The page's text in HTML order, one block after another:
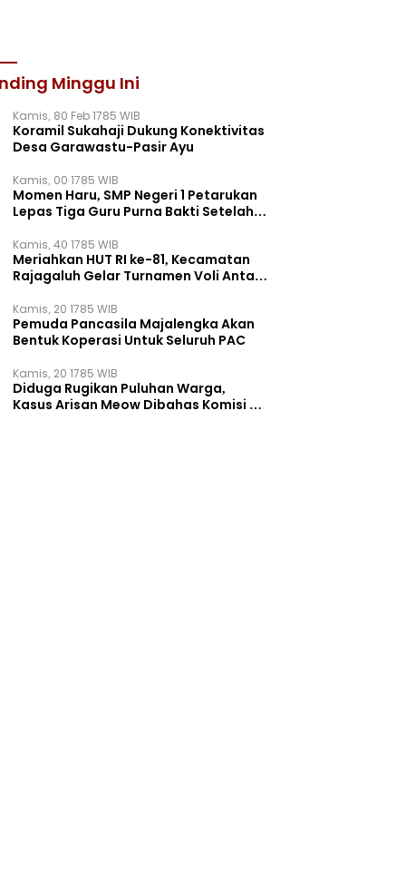
Minggu Ini
Kamis, 80 Feb 1785 WIB
Koramil Sukahaji Dukung Konektivitas
Desa Garawastu-Pasir Ayu
Kamis, 00 1785 WIB
Momen Haru, SMP Negeri 1 Petarukan
Lepas Tiga Guru Purna Bakti Setelah
Kamis, 40 1785 WIB
Meriahkan HUT RI ke-81, Kecamatan
Rajagaluh Gelar Turnamen Voli Antar
Kamis, 20 1785 WIB
Pemuda Pancasila Majalengka Akan
Bentuk Koperasi Untuk Seluruh PAC
Kamis, 20 1785 WIB
Diduga Rugikan Puluhan Warga,
Kasus Arisan Meow Dibahas Komisi B